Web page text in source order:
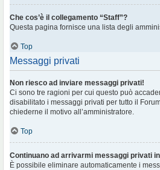
Che cos’è il collegamento “Staff”?
Questa pagina fornisce una lista degli
Top
Messaggi privati
Non riesco ad inviare messaggi privati!
Ci sono tre ragioni per cui questo può
disabilitato i messaggi privati per tutto il
chiederne il motivo all’amministratore.
Top
Continuano ad arrivarmi messaggi privati
È possibile eliminare automaticamente i